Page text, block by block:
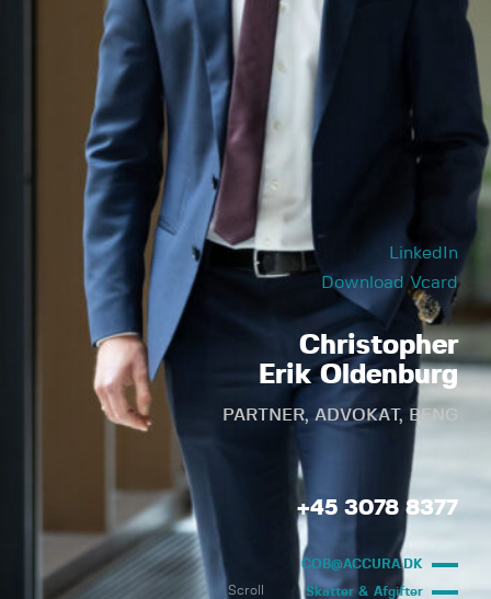
LinkedIn
Download Vcard
Christopher
Erik Oldenburg
PARTNER, ADVOKAT, BENG
+45 3078 8377
COB@ACCURA.DK
Skatter & Afgifter
Scroll